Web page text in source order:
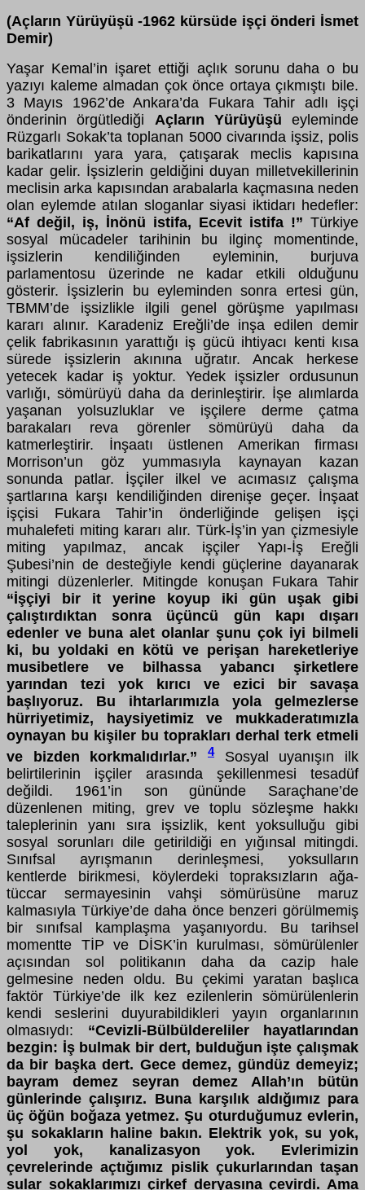
(Açların Yürüyüşü -1962 kürsüde işçi önderi İsmet
Demir)
Yaşar Kemal’in işaret ettiği açlık sorunu daha o bu
yazıyı kaleme almadan çok önce ortaya çıkmıştı bile.
3 Mayıs 1962’de Ankara’da Fukara Tahir adlı işçi
önderinin örgütlediği Açların Yürüyüşü eyleminde
Rüzgarlı Sokak’ta toplanan 5000 civarında işsiz, polis
barikatlarını yara yara, çatışarak meclis kapısına
kadar gelir. İşsizlerin geldiğini duyan milletvekillerinin
meclisin arka kapısından arabalarla kaçmasına neden
olan eylemde atılan sloganlar siyasi iktidarı hedefler:
“Af değil, iş, İnönü istifa, Ecevit istifa !” Türkiye
sosyal mücadeler tarihinin bu ilginç momentinde,
işsizlerin kendiliğinden eyleminin, burjuva
parlamentosu üzerinde ne kadar etkili olduğunu
gösterir. İşsizlerin bu eyleminden sonra ertesi gün,
TBMM’de işsizlikle ilgili genel görüşme yapılması
kararı alınır. Karadeniz Ereğli’de inşa edilen demir
çelik fabrikasının yarattığı iş gücü ihtiyacı kenti kısa
sürede işsizlerin akınına uğratır. Ancak herkese
yetecek kadar iş yoktur. Yedek işsizler ordusunun
varlığı, sömürüyü daha da derinleştirir. İşe alımlarda
yaşanan yolsuzluklar ve işçilere derme çatma
barakaları reva görenler sömürüyü daha da
katmerleştirir. İnşaatı üstlenen Amerikan firması
Morrison’un göz yummasıyla kaynayan kazan
sonunda patlar. İşçiler ilkel ve acımasız çalışma
şartlarına karşı kendiliğinden direnişe geçer. İnşaat
işçisi Fukara Tahir’in önderliğinde gelişen işçi
muhalefeti miting kararı alır. Türk-İş’in yan çizmesiyle
miting yapılmaz, ancak işçiler Yapı-İş Ereğli
Şubesi’nin de desteğiyle kendi güçlerine dayanarak
mitingi düzenlerler. Mitingde konuşan Fukara Tahir
“İşçiyi bir it yerine koyup iki gün uşak gibi
çalıştırdıktan sonra üçüncü gün kapı dışarı
edenler ve buna alet olanlar şunu çok iyi bilmeli
ki, bu yoldaki en kötü ve perişan hareketleriye
musibetlere ve bilhassa yabancı şirketlere
yarından tezi yok kırıcı ve ezici bir savaşa
başlıyoruz. Bu ihtarlarımızla yola gelmezlerse
hürriyetimiz, haysiyetimiz ve mukkaderatımızla
oynayan bu kişiler bu toprakları derhal terk etmeli
ve bizden korkmalıdırlar.” 4Sosyal uyanışın ilk
belirtilerinin işçiler arasında şekillenmesi tesadüf
değildi. 1961’in son gününde Saraçhane’de
düzenlenen miting, grev ve toplu sözleşme hakkı
taleplerinin yanı sıra işsizlik, kent yoksulluğu gibi
sosyal sorunları dile getirildiği en yığınsal mitingdi.
Sınıfsal ayrışmanın derinleşmesi, yoksulların
kentlerde birikmesi, köylerdeki topraksızların ağa-
tüccar sermayesinin vahşi sömürüsüne maruz
kalmasıyla Türkiye’de daha önce benzeri görülmemiş
bir sınıfsal kamplaşma yaşanıyordu. Bu tarihsel
momentte TİP ve DİSK’in kurulması, sömürülenler
açısından sol politikanın daha da cazip hale
gelmesine neden oldu. Bu çekimi yaratan başlıca
faktör Türkiye’de ilk kez ezilenlerin sömürülenlerin
kendi seslerini duyurabildikleri yayın organlarının
olmasıydı: “Cevizli-Bülbüldereliler hayatlarından
bezgin: İş bulmak bir dert, bulduğun işte çalışmak
da bir başka dert. Gece demez, gündüz demeyiz;
bayram demez seyran demez Allah’ın bütün
günlerinde çalışırız. Buna karşılık aldığımız para
üç öğün boğaza yetmez. Şu oturduğumuz evlerin,
şu sokakların haline bakın. Elektrik yok, su yok,
yol yok, kanalizasyon yok. Evlerimizin
çevrelerinde açtığımız pislik çukurlarından taşan
sular sokaklarımızı çirkef deryasına çevirdi. Ama